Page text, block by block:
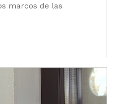
marcos de las